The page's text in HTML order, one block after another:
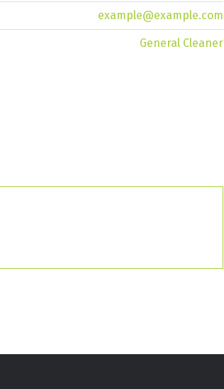
example@example.com
General Cleaner